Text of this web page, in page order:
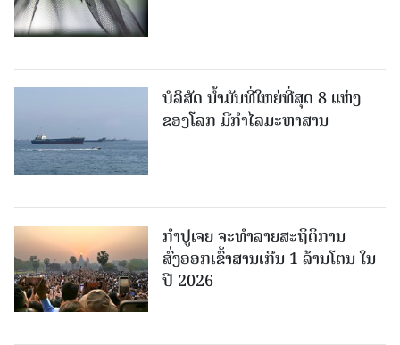
ບໍລິສັດ ນ້ຳມັນທີ່ໃຫຍ່ທີ່ສຸດ 8 ແຫ່ງ
ຂອງໂລກ ມີກຳໄລມະຫາສານ
ກຳປູເຈຍ ຈະທຳລາຍສະຖິຕິການ
ສົ່ງອອກເຂົ້າສານເກີນ 1 ລ້ານໂຕນ ໃນ
ປີ 2026